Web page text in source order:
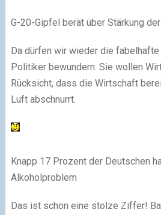
G-20-Gipfel berät über Stärkung
Da dürfen wir wieder die
Politiker bewundern. Sie wollen
Rücksicht, dass die Wirtschaft
Luft abschnurrt.
Knapp 17 Prozent der Deutschen
Alkoholproblem
Das ist schon eine stolze Ziffer!